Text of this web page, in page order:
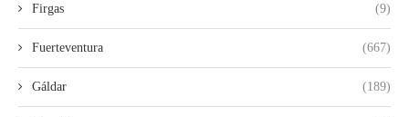
Firgas (9)
Fuerteventura (667)
Gáldar (189)